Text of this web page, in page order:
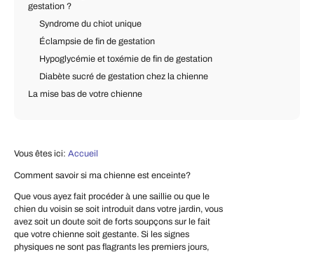
gestation ?
Syndrome du chiot unique
Éclampsie de fin de gestation
Hypoglycémie et toxémie de fin de gestation
Diabète sucré de gestation chez la chienne
La mise bas de votre chienne
Vous êtes ici: Accueil
Comment savoir si ma chienne est enceinte?
Que vous ayez fait procéder à une saillie ou que le
chien du voisin se soit introduit dans votre jardin, vous
avez soit un doute soit de forts soupçons sur le fait
que votre chienne soit gestante. Si les signes
physiques ne sont pas flagrants les premiers jours,